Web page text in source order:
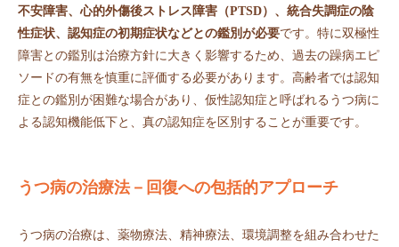
不安障害、心的外傷後ストレス障害（PTSD）、統合失調症の陰
性症状、認知症の初期症状などとの鑑別が必要です。特に双極性
障害との鑑別は治療方針に大きく影響するため、過去の躁病エピ
ソードの有無を慎重に評価する必要があります。高齢者では認知
症との鑑別が困難な場合があり、仮性認知症と呼ばれるうつ病に
よる認知機能低下と、真の認知症を区別することが重要です。
うつ病の治療法－回復への包括的アプローチ
うつ病の治療は、薬物療法、精神療法、環境調整を組み合わせた